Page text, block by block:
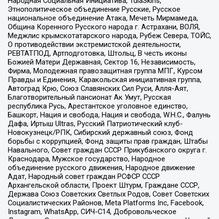
Этнополитическое объединение Русские, Русское
национальное объединение Атака, Мечеть Мирмамеда,
Община Коренного Русского народа г. Астрахани, ВОЛЯ,
Меджлис крымскотатарского народа, Рубеж Севера, ТОЙС,
О противодействии экстремистской деятельности,
РЕВТАТПОД, Артподготовка, Штольц, В честь иконы
Божией Матери Державная, Сектор 16, Независимость,
Фирма, Молодежная правозащитная группа МПГ, Курсом
Правды и Единения, Каракольская инициативная группа,
Автоград Крю, Союз Славянских Сил Руси, Алля-Аят,
Благотворительный пансионат Ак Умут, Русская
республика Русь, Арестантское уголовное единство,
Башкорт, Нация и свобода, Нация и свобода, W.H.С., Фалунь
Дафа, Иртыш Ultras, Русский Патриотический клуб-
Новокузнецк/РПК, Сибирский державный союз, Фонд
борьбы с коррупцией, Фонд защиты прав граждан, Штабы
Навального, Совет граждан СССР Прикубанского округа г.
Краснодара, Мужское государство, Народное
объединение русского движения, Народное движение
Адат, Народный совет граждан РСФСР СССР
Архангельской области, Проект Штурм, Граждане СССР,
Держава Союз Советских Светлых Родов, Совет Советских
Социалистических Районов, Meta Platforms Inc, Facebook,
Instagram, WhatsApp, СИЧ-С14, Добровольческое